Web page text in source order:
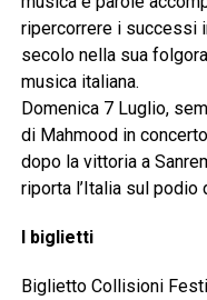
ripercorrere i successi
secolo nella sua
musica italiana.
Domenica 7 Luglio,
di Mahmood in
dopo la vittoria a
riporta l’Italia sul podio
I biglietti
Biglietto Collisioni